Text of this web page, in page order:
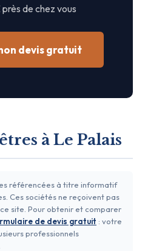
de chez vous
devis gratuit
à Le Palais
référencées à titre informatif
Ces sociétés ne reçoivent pas
site. Pour obtenir et comparer
de devis gratuit : votre
professionnels